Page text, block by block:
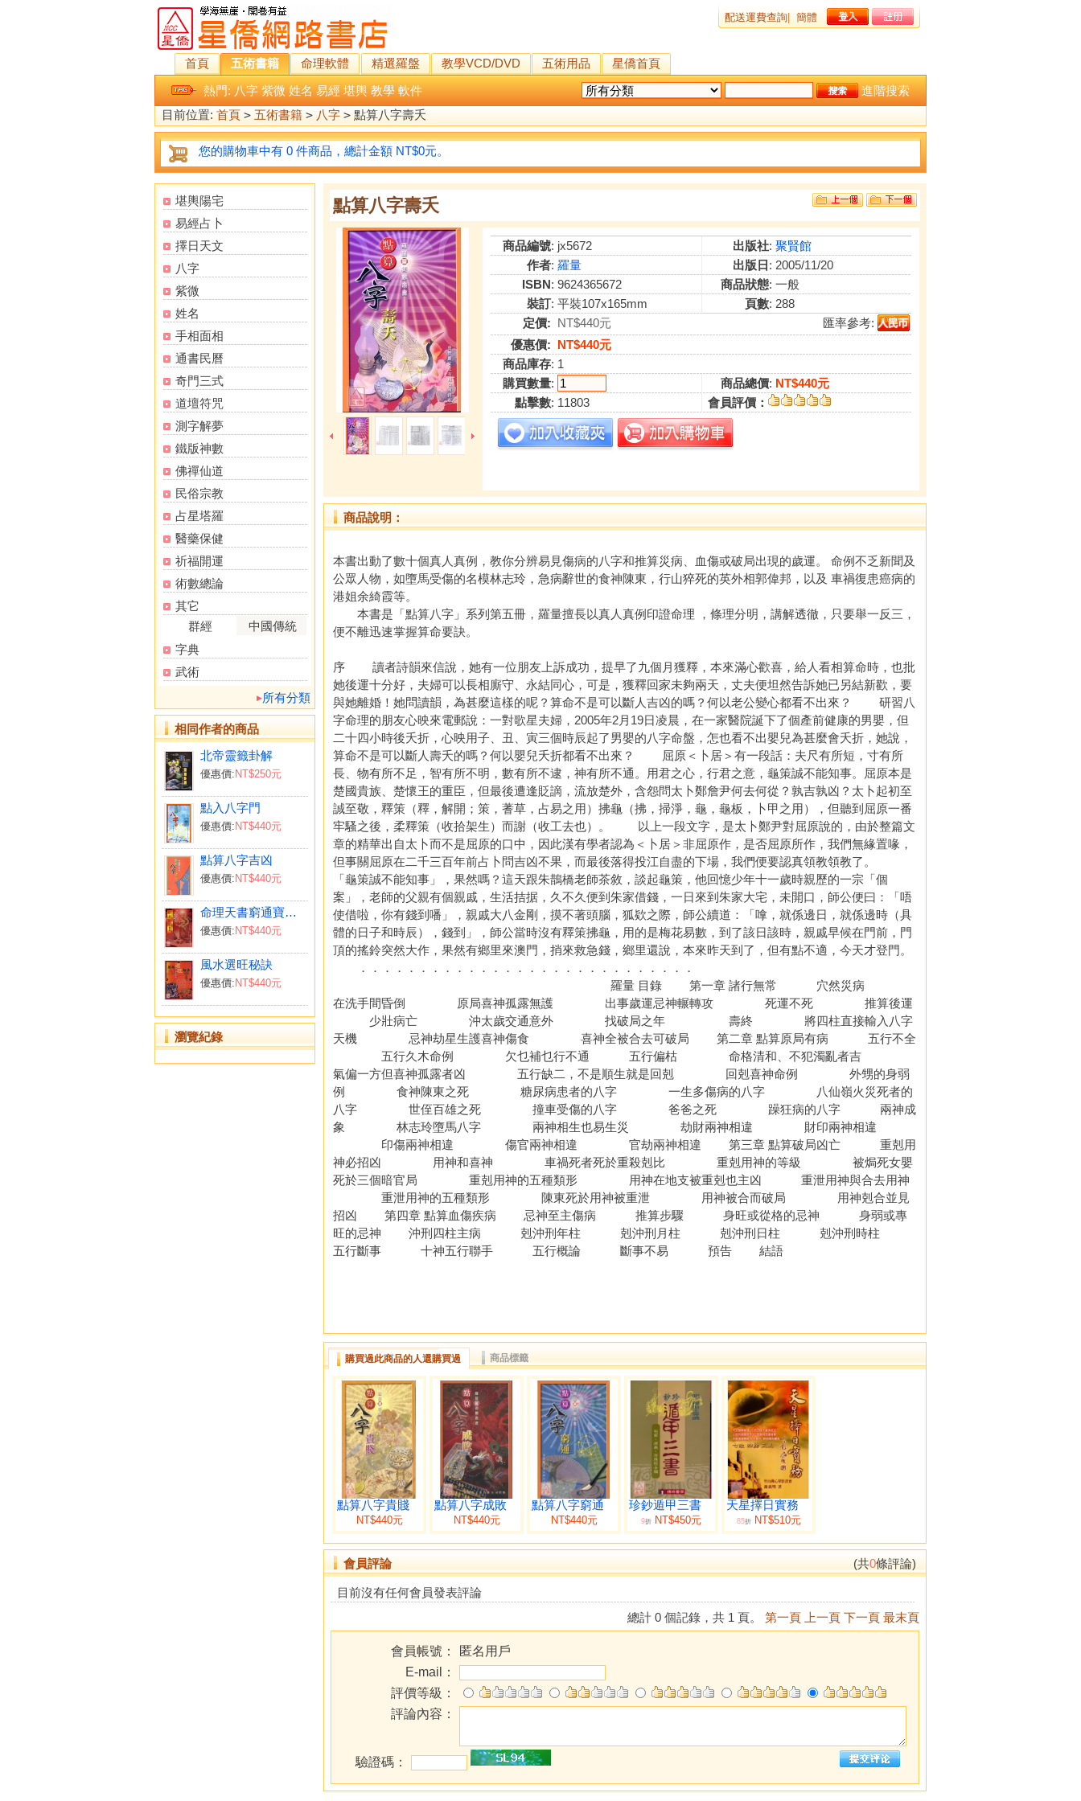
配送運費查詢 簡體
首頁 五術書籍 命理軟體 精選羅盤 教學VCD/DVD 五術用品
星僑首頁
熱門: 八字 紫微 姓名 易經 堪輿 教學 軟件
進階搜索
目前位置: 首頁 > 五術書籍 > 八字 > 點算八字壽夭
您的購物車中有 0 件商品，總計金額 NT$0元。
堪輿陽宅
易經占卜
擇日天文
八字
紫微
姓名
手相面相
通書民曆
奇門三式
道壇符咒
測字解夢
鐵版神數
佛禪仙道
民俗宗教
占星塔羅
醫藥保健
祈福開運
術數總論
其它
群經
中國傳統
字典
武術
所有分類
相同作者的商品
北帝靈籤卦解
優惠價: NT$250元
點入八字門
優惠價: NT$440元
點算八字吉凶
優惠價: NT$440元
命理天書窮通寶鑑詳解
優惠價: NT$440元
風水選旺秘訣
優惠價: NT$440元
瀏覽紀錄
點算八字壽夭
商品編號: jx5672 出版社: 聚賢館
作者: 羅量 出版日 : 2005/11/20
ISBN: 9624365672 商品狀態: 一般
裝訂: 平裝107x165mm 頁數: 288
定價: NT$440元
匯率參考:
優惠價: NT$440元
商品庫存: 1
購買數量: 商品總價: NT$440元
點擊數: 11803 會員評價：
商品說明：
本書出動了數十個真人真例，教你分辨易見傷病的八字和推算災病、血傷或破局出現的歲運。 命例不乏新聞及
公眾人物，如墮馬受傷的名模林志玲，急病辭世的食神陳東，行山猝死的英外相郭偉邦，以及 車禍復患癌病的
港姐余綺霞等。
本書是「點算八字」系列第五冊，羅量擅長以真人真例印證命理 ，條理分明，講解透徹，只要舉一反三，
便不離迅速掌握算命要訣。
序 讀者詩韻來信說，她有一位朋友上訴成功，提早了九個月獲釋，本來滿心歡喜，給人看相算命時，也批
她後運十分好，夫婦可以長相廝守、永結同心，可是，獲釋回家未夠兩天，丈夫便坦然告訴她已另結新歡，要
與她離婚！她問讀韻，為甚麼這樣的呢？算命不是可以斷人吉凶的嗎？何以老公變心都看不出來？ 研習八
字命理的朋友心映來電郵說：一對歌星夫婦，2005年2月19日凌晨，在一家醫院誕下了個產前健康的男嬰，但
二十四小時後夭折，心映用子、丑、寅三個時辰起了男嬰的八字命盤，怎也看不出嬰兒為甚麼會夭折，她說，
算命不是可以斷人壽夭的嗎？何以嬰兒夭折都看不出來？ 屈原＜卜居＞有一段話：夫尺有所短，寸有所
長、物有所不足，智有所不明，數有所不逮，神有所不通。用君之心，行君之意，龜策誠不能知事。屈原本是
楚國貴族、楚懷王的重臣，但最後遭逢貶謫，流放楚外，含怨問太卜鄭詹尹何去何從？孰吉孰凶？太卜起初至
誠至敬，釋策（釋，解開；策，蓍草，占易之用）拂龜（拂，掃淨，龜，龜板，卜甲之用），但聽到屈原一番
牢騷之後，柔釋策（收拾架生）而謝（收工去也）。 以上一段文字，是太卜鄭尹對屈原說的，由於整篇文
章的精華出自太卜而不是屈原的口中，因此漢有學者認為＜卜居＞非屈原作，是否屈原所作，我們無緣置喙，
但事關屈原在二千三百年前占卜問吉凶不果，而最後落得投江自盡的下場，我們便要認真領教領教了。
「龜策誠不能知事」，果然嗎？這天跟朱鵲橋老師茶敘，談起龜策，他回憶少年十一歲時親歷的一宗「個
案」，老師的父親有個親戚，生活拮据，久不久便到朱家借錢，一日來到朱家大宅，未開口，師公便曰：「唔
使借啦，你有錢到噃」，親戚大八金剛，摸不著頭腦，狐欵之際，師公續道：「嗱，就係邊日，就係邊時（具
體的日子和時辰），錢到」，師公當時沒有釋策拂龜，用的是梅花易數，到了該日該時，親戚早候在門前，門
頂的搖鈴突然大作，果然有鄉里來澳門，捎來救急錢，鄉里還說，本來昨天到了，但有點不適，今天才登門。
．．．．．．．．．．．．．．．．．．．．．．．．．．．．
羅量 目錄 第一章 諸行無常 穴然災病
在洗手間昏倒 原局喜神孤露無護 出事歲運忌神輾轉攻 死運不死 推算後運
少壯病亡 沖太歲交通意外 找破局之年 壽終 將四柱直接輸入八字
天機 忌神劫星生護喜神傷食 喜神全被合去可破局 第二章 點算原局有病 五行不全
五行久木命例 欠乜補乜行不通 五行偏枯 命格清和、不犯濁亂者吉
氣偏一方但喜神孤露者凶 五行缺二，不是順生就是回剋 回剋喜神命例 外甥的身弱
例 食神陳東之死 糖尿病患者的八字 一生多傷病的八字 八仙嶺火災死者的
八字 世侄百雄之死 撞車受傷的八字 爸爸之死 躁狂病的八字 兩神成
象 林志玲墮馬八字 兩神相生也易生災 劫財兩神相違 財印兩神相違
印傷兩神相違 傷官兩神相違 官劫兩神相違 第三章 點算破局凶亡 重剋用
神必招凶 用神和喜神 車禍死者死於重殺剋比 重剋用神的等級 被焗死女嬰
死於三個暗官局 重剋用神的五種類形 用神在地支被重剋也主凶 重泄用神與合去用神
重泄用神的五種類形 陳東死於用神被重泄 用神被合而破局 用神剋合並見
招凶 第四章 點算血傷疾病 忌神至主傷病 推算步驟 身旺或從格的忌神 身弱或專
旺的忌神 沖刑四柱主病 剋沖刑年柱 剋沖刑月柱 剋沖刑日柱 剋沖刑時柱
五行斷事 十神五行聯手 五行概論 斷事不易 預告 結語
購買過此商品的人還購買過 商品標籤
點算八字貴賤
NT$440元
點算八字成敗
NT$440元
點算八字窮通
NT$440元
珍鈔遁甲三書
9折 NT$450元
天星擇日實務
85折NT$510元
會員評論 (共0條評論)
目前沒有任何會員發表評論
總計 0 個記錄，共 1 頁。 第一頁 上一頁 下一頁 最末頁
會員帳號：
匿名用戶
E-mail：
評價等級：
評論內容：
驗證碼：